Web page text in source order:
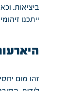
ביציאות.
ייתכנו